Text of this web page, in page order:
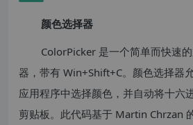
颜色选择器
ColorPicker 是一个简单而快速
器，带有 Win+Shift+C。颜色选择器
应用程序中选择颜色，并自动将十六
剪贴板。此代码基于 Martin Chrzan